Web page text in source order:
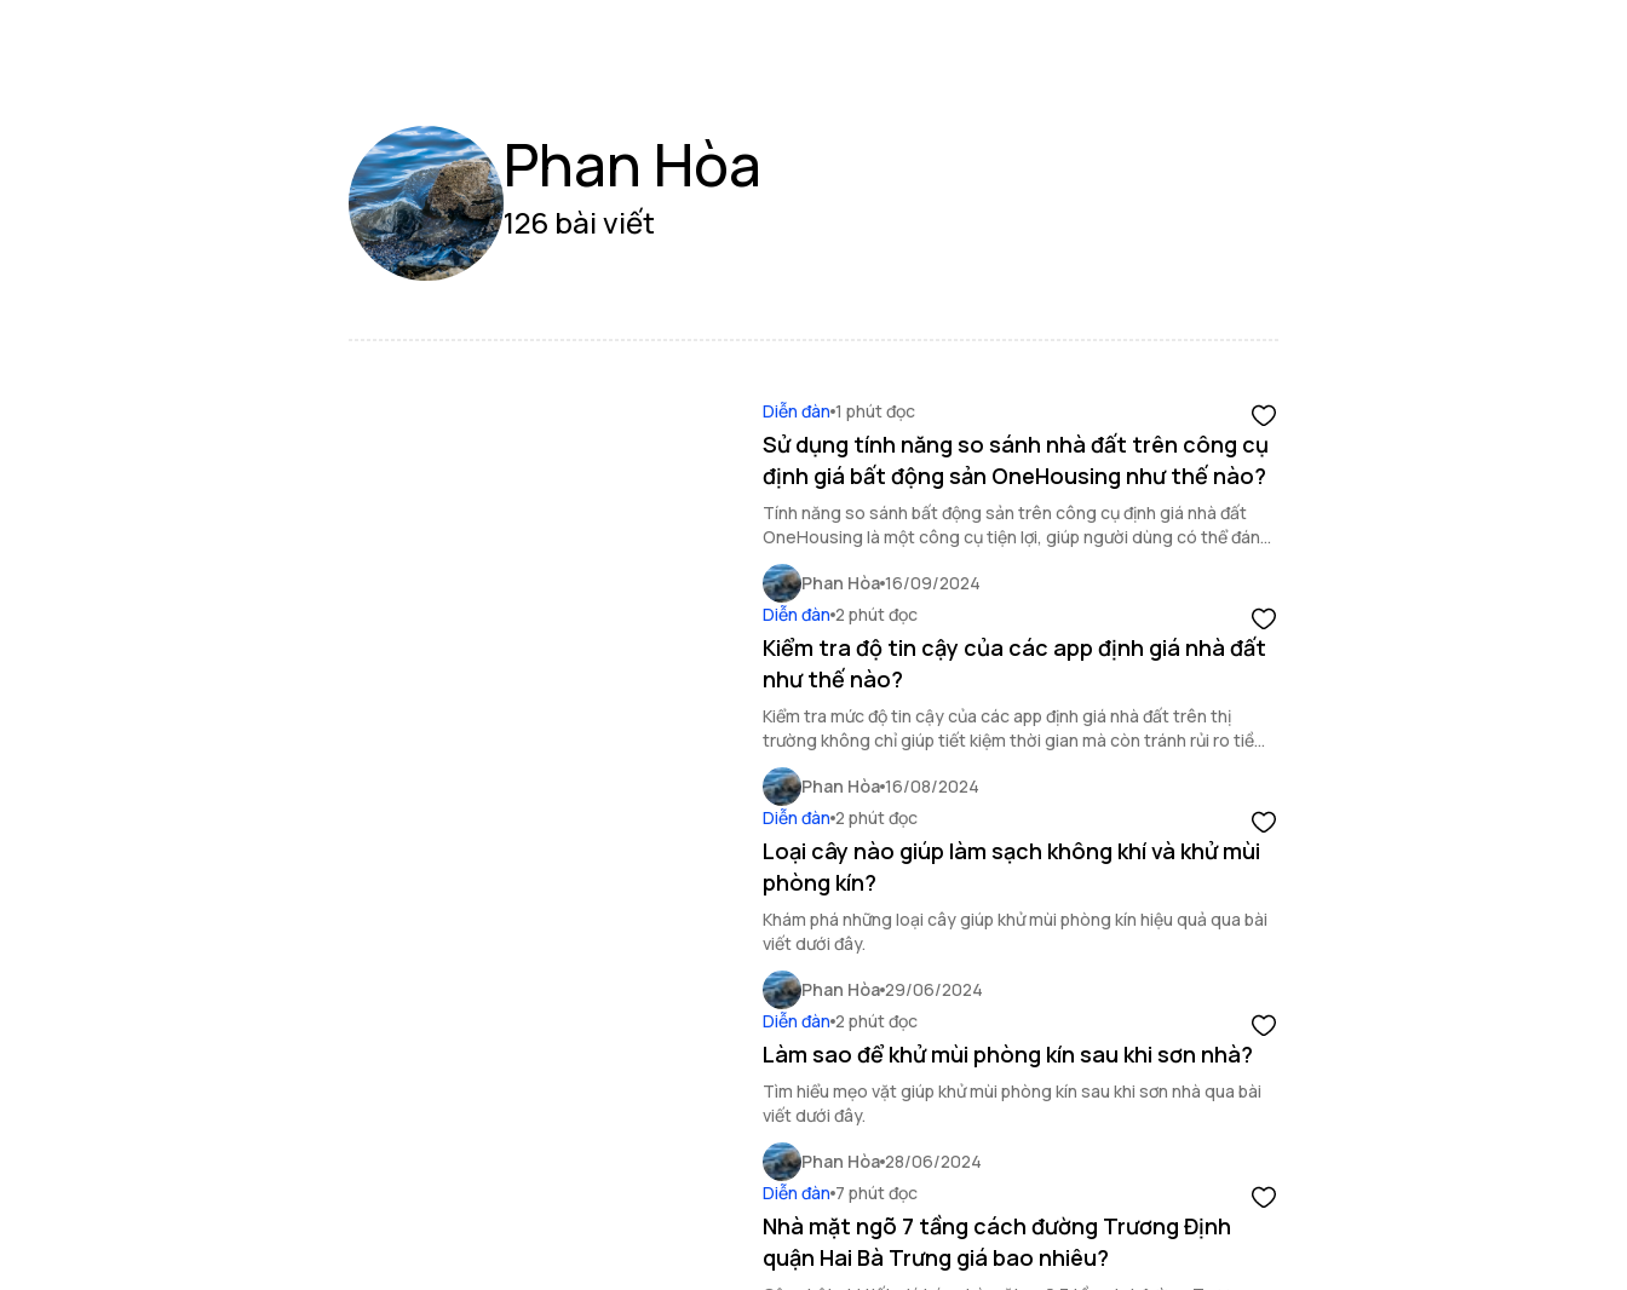
Phan Hòa
126 bài viết
Diễn đàn 1 phút đọc
Sử dụng tính năng so sánh nhà đất trên công cụ
định giá bất động sản OneHousing như thế nào?
Tính năng so sánh bất động sản trên công cụ định giá nhà đất
OneHousing là một công cụ tiện lợi, giúp người dùng có thể đánh
giá một cách khách quan, nhanh chóng.
Phan Hòa 16/09/2024
Diễn đàn 2 phút đọc
Kiểm tra độ tin cậy của các app định giá nhà đất
như thế nào?
Kiểm tra mức độ tin cậy của các app định giá nhà đất trên thị
trường không chỉ giúp tiết kiệm thời gian mà còn tránh rủi ro tiềm
tàng.
Phan Hòa 16/08/2024
Diễn đàn 2 phút đọc
Loại cây nào giúp làm sạch không khí và khử mùi
phòng kín?
Khám phá những loại cây giúp khử mùi phòng kín hiệu quả qua bài
viết dưới đây.
Phan Hòa 29/06/2024
Diễn đàn 2 phút đọc
Làm sao để khử mùi phòng kín sau khi sơn nhà?
Tìm hiểu mẹo vặt giúp khử mùi phòng kín sau khi sơn nhà qua bài
viết dưới đây.
Phan Hòa 28/06/2024
Diễn đàn 7 phút đọc
Nhà mặt ngõ 7 tầng cách đường Trương Định
quận Hai Bà Trưng giá bao nhiêu?